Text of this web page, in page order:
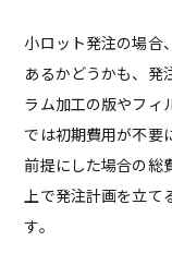
小ロット発注の場合
あるかどうかも、発
ラム加工の版やフィ
では初期費用が不要
前提にした場合の総
上で発注計画を立て
す。